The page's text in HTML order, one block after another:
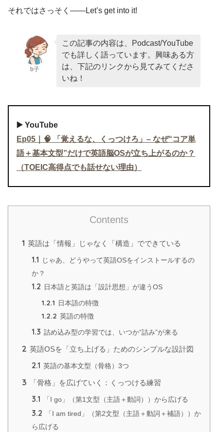
それではさっそく――Let’s get into it!
b子
この記事の内容は、Podcast/YouTube
でも詳しく語っています。興味ある方
は、下記のリンクから見てみてくださ
いね！
▶️ YouTube
Ep05｜🧠 「覚えるな、くっつけろ」– なぜ“コア単
語＋基本文型”だけで英語脳OSが立ち上がるのか？
（TOEIC高得点でも話せない理由）
Contents
1 英語は「情報」じゃなく「構造」でできている
1.1
じゃあ、どうやって英語OSをインストールするの
か？
1.2 日本語と英語は「設計思想」が違うOS
1.2.1 日本語の特徴
1.2.2 英語の特徴
1.3 詰め込み型の学習では、いつか“詰み”が来る
2 英語OSを「立ち上げる」ためのシンプルな設計図
2.1 英語の基本文型（骨格）3つ
3 「骨格」を広げていく：くっつける練習
3.1 「I go」（第1文型（主語＋動詞））から広げる
3.2
「I am tired」（第2文型（主語＋動詞＋補語））か
ら広げる